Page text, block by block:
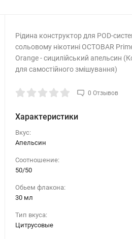
Рідина конструктор для POD-
сольовому нікотині OCTOBAR
Orange - сицилійський апельсин
для самостійного змішування)
0 Отзывов
Характеристики
Вкус:
Апельсин
Соотношение:
50/50
Обьем флакона:
30 мл
Тип вкуса:
Цитрусовые